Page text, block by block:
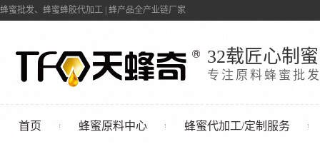
蜂蜜批发、蜂蜜蜂胶代加工 | 蜂产品全产业链厂家
32载匠心制蜜
专注原料蜂蜜批
首页 蜂蜜原料中心 蜂蜜代加工/定制服务